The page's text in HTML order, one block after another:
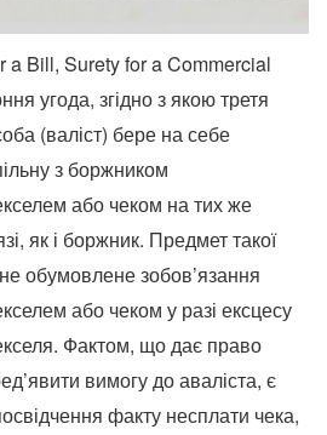
a Bill, Surety for a Commercial
угода, згідно з якою третя
(валіст) бере на себе
з боржником
або чеком на тих же
як і боржник. Предмет такої
обумовлене зобов’язання
або чеком у разі ексцесу
Фактом, що дає право
вимогу до аваліста, є
факту несплати чека,